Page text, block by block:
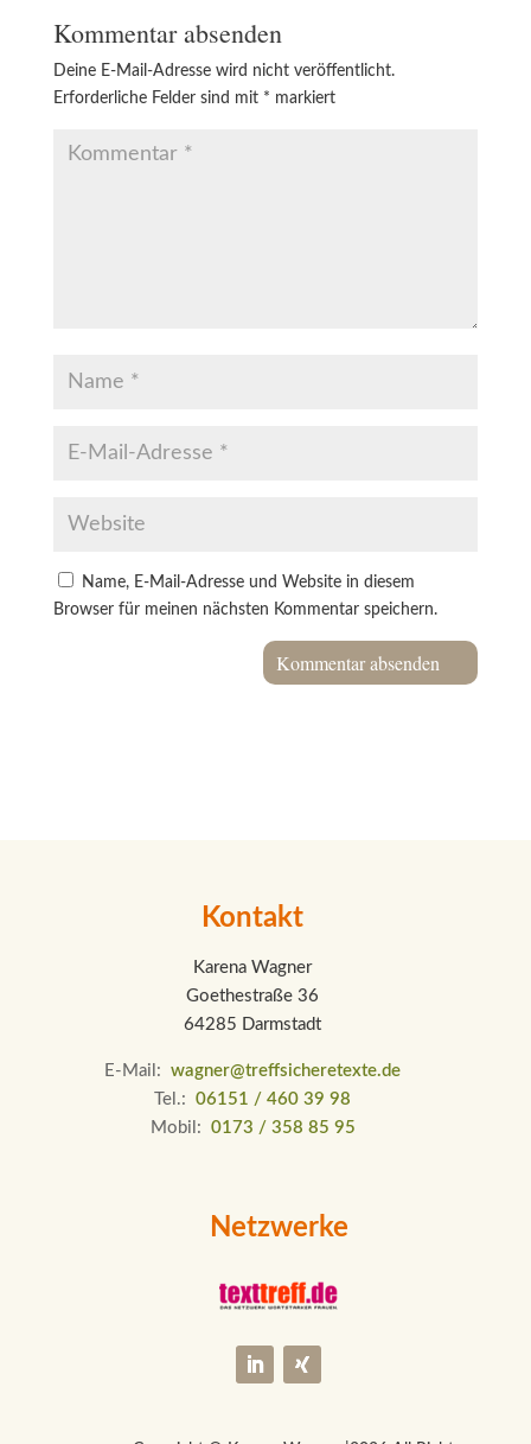
Kommentar absenden
Deine E-Mail-Adresse wird nicht veröffentlicht.
Erforderliche Felder sind mit * markiert
Name, E-Mail-Adresse und Website in diesem
Browser für meinen nächsten Kommentar speichern.
Kontakt
Karena Wagner
Goethestraße 36
64285 Darmstadt
E-Mail:wagner@treffsicheretexte.de
Tel.:06151 / 460 39 98
Mobil: 0173 / 358 85 95
Netzwerke